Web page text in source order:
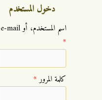
دخول المستخدم
‏اسم المستخدم، أو e-mail
*
‏كلمة المرور ‏*